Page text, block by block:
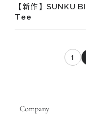
【新作】SUNKU
Tee
1
Company